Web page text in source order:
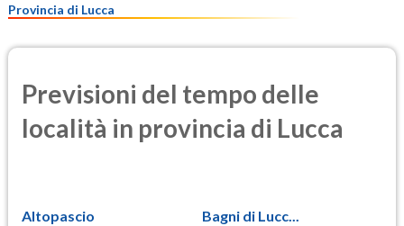
Provincia di Lucca
Previsioni del tempo delle
località in provincia di Lucca
Altopascio Bagni di Lucc...